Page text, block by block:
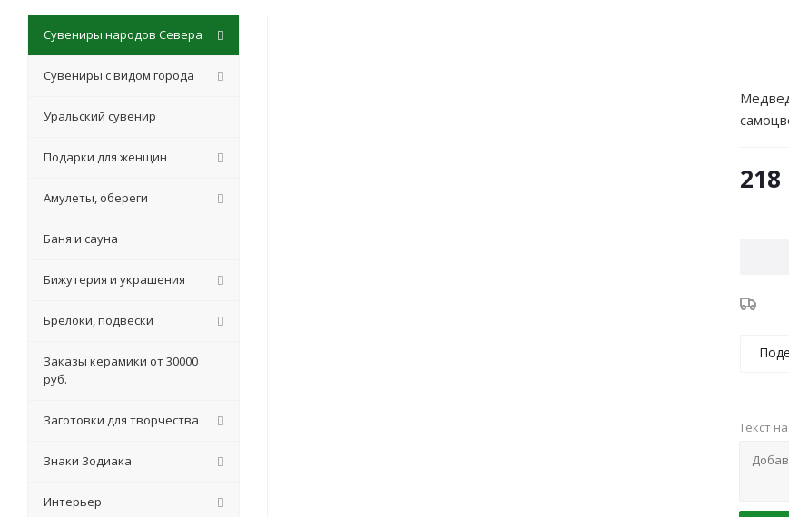
218
Текст
Сувениры народов Севера
Сувениры с видом города
Уральский сувенир
Подарки для женщин
Амулеты, обереги
Баня и сауна
Бижутерия и украшения
Брелоки, подвески
Заказы керамики от 30000
руб.
Заготовки для творчества
Знаки Зодиака
Интерьер